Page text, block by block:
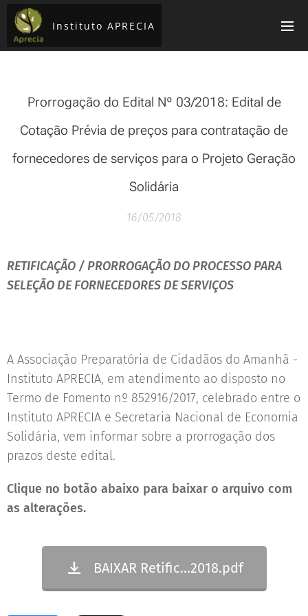
Instituto APRECIA
Prorrogação do Edital Nº 03/2018: Edital de
Cotação Prévia de preços para contratação de
fornecedores de serviços para o Projeto Geração
Solidária
16/05/2018
RETIFICAÇÃO / PRORROGAÇÃO DO PROCESSO PARA
SELEÇÃO DE FORNECEDORES DE SERVIÇOS
A Associação Preparatória de Cidadãos do Amanhã -
Instituto APRECIA, em atendimento ao disposto no
Termo de Fomento nº 852916/2017, celebrado entre o
Instituto APRECIA e Secretaria Nacional de Economia
Solidária, vem informar sobre a prorrogação dos
prazos deste edital.
Clique no botão abaixo para baixar o arquivo com
as alterações.
BAIXAR Retific...2018.pdf